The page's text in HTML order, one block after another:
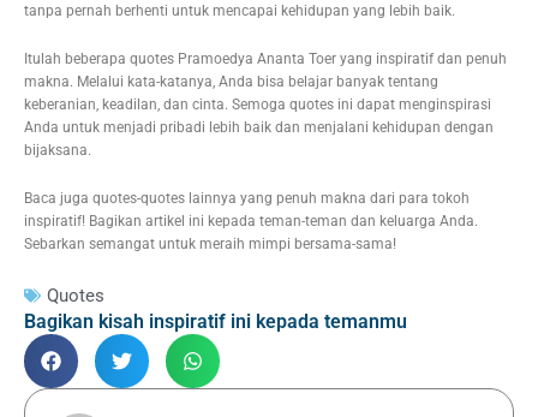
tanpa pernah berhenti untuk mencapai kehidupan yang lebih baik.
Itulah beberapa quotes Pramoedya Ananta Toer yang inspiratif dan penuh
makna. Melalui kata-katanya, Anda bisa belajar banyak tentang
keberanian, keadilan, dan cinta. Semoga quotes ini dapat menginspirasi
Anda untuk menjadi pribadi lebih baik dan menjalani kehidupan dengan
bijaksana.
Baca juga quotes-quotes lainnya yang penuh makna dari para tokoh
inspiratif! Bagikan artikel ini kepada teman-teman dan keluarga Anda.
Sebarkan semangat untuk meraih mimpi bersama-sama!
Quotes
Bagikan kisah inspiratif ini kepada temanmu